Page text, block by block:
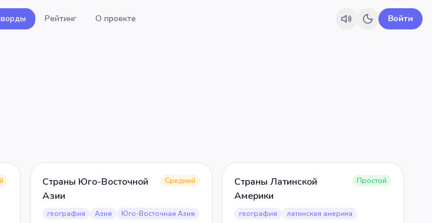
Рейтинг О проекте Войти
Страны Юго-Восточной
Азии
Средний
география Азия
Юго-Восточная Азия
Страны Латинской
Америки
Простой
география латинская америка